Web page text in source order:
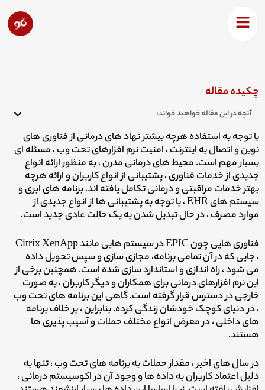
درک امنیت برنامه های تحت وب در بهداشت و درمان
چکیده مقاله
آنچه در این مقاله خواهید خواند:
با توجه به استفاده هرچه بیشتر نهاد های درمانی از فناوری های
نوین و اتصال به اینترنت ، امنیت نرم افزارهای تحت وب ، مسئله ای
بسیار مهم است.محیط های درمانی مدرن ، به منظور ارائه انواع
جدیدی از خدمات فناوری ، پشتیبانی از انواع کاربران و ارائه هرچه
بهتر خدمات مراقبتی و درمانی تکامل یافته اند. برنامه های ابری و
سیستم های EHR ، با توجه به پشتیبانی ها از انواع جدیدی از
موارد مصرف ، در حال تبدیل شدن به یک حالت عادی جدید است.
فناوری هایی چون EPIC در سیستم هایی مانند Citrix XenApp
، جایی که در آن تمامی برنامه، مجازی سازی و سپس تحویل داده
می شود ، راه اندازی و استاندارد سازی شده است.همچنین برخی از
این نرم افزارهای درمانی برای همکاران و دیگر کاربران ، به صورت
خارجی در دسترس قرار گرفته است. گاهی این برنامه های تحت وب
، در دنیای کوچک خودشان زندگی کرده. بنابراین ، بر خلاف برنامه
های داخلی ، در معرض انواع مختلف حملات و آسیب پذیری ها
هستند.
در سال های اخیر ، مقدار حملات به برنامه های تحت وب ، تنها به
دلیل اعتماد کاربران به داده ها و وجود آن در اکوسیستم درمانی ،